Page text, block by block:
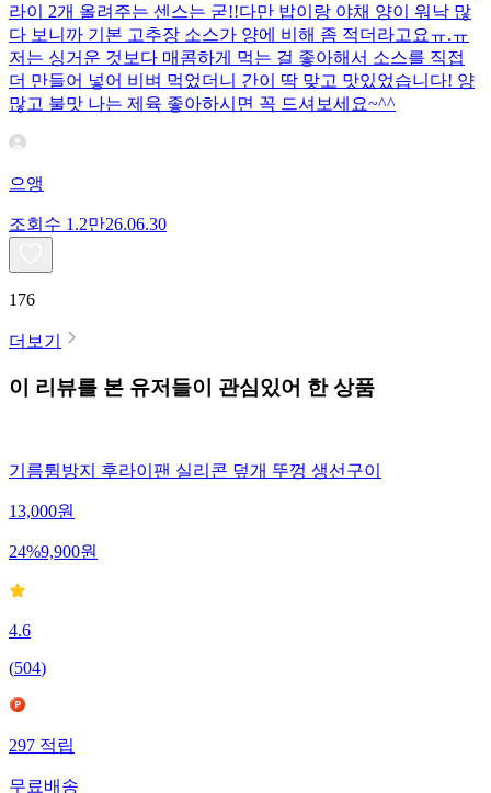
라이 2개 올려주는 센스는 굳!! ​다만 밥이랑 야채 양이 워낙 많
다 보니까 기본 고추장 소스가 양에 비해 좀 적더라고요ㅠ.ㅠ
저는 싱거운 것보다 매콤하게 먹는 걸 좋아해서 소스를 직접
더 만들어 넣어 비벼 먹었더니 간이 딱 맞고 맛있었습니다! 양
많고 불맛 나는 제육 좋아하시면 꼭 드셔보세요~^^
으앵
조회수 1.2만26.06.30
176
더보기
이 리뷰를 본 유저들이 관심있어 한 상품
기름튐방지 후라이팬 실리콘 덮개 뚜껑 생선구이
13,000원
24%9,900원
4.6
(504)
297 적립
무료배송